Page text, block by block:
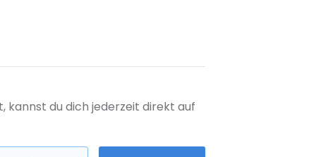
kannst du dich jederzeit direkt auf